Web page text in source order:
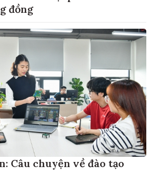
đồng
Câu chuyện về đào tạo